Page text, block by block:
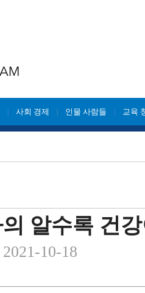
사회 경제 인물 사람들 교육
알수록 건
10-18